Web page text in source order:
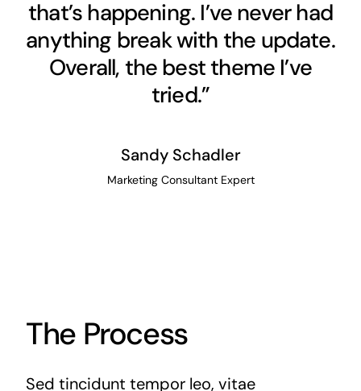
that’s happening. I’ve never had
anything break with the update.
Overall, the best theme I’ve
tried.”
Sandy Schadler
Marketing Consultant Expert
The Process
Sed tincidunt tempor leo, vitae